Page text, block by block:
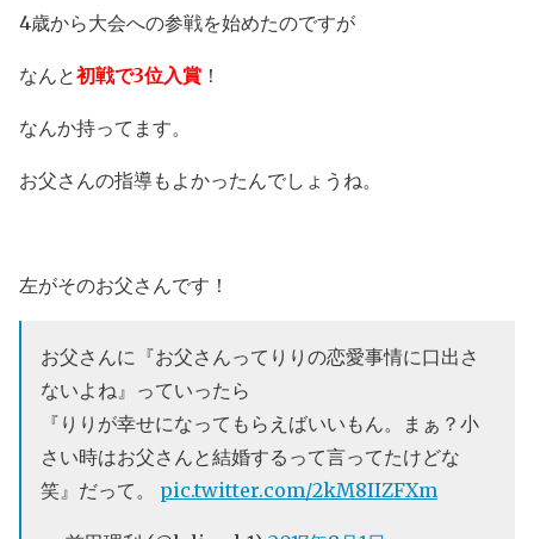
4歳から大会への参戦を始めたのですが
なんと初戦で3位入賞 ！
なんか持ってます。
お父さんの指導もよかったんでしょうね。
左がそのお父さんです！
お父さんに『お父さんってりりの恋愛事情に口出さ
ないよね』っていったら
『りりが幸せになってもらえばいいもん。まぁ？小
さい時はお父さんと結婚するって言ってたけどな
笑』だって。 pic.twitter.com/2kM8IIZFXm